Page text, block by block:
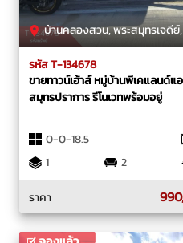
บ้านคลองสวน, พระสมุทรเจดีย์
รหัส T-134678
ขายทาวน์เฮ้าส์ หมู่บ้านพีเคแลนด์แ
สมุทรปราการ รีโนเวทพร้อมอยู่
0-0-18.5
1
2
ราคา